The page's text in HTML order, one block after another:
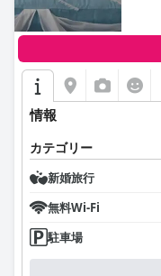
情報
カテゴリー
新婚旅行
無料Wi-Fi
駐車場